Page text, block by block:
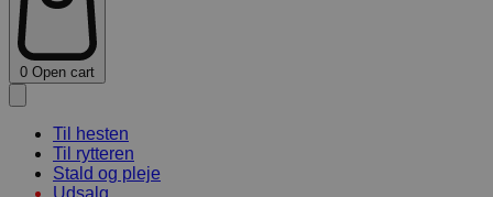
0 Open cart
Til hesten
Til rytteren
Stald og pleje
Udsalg